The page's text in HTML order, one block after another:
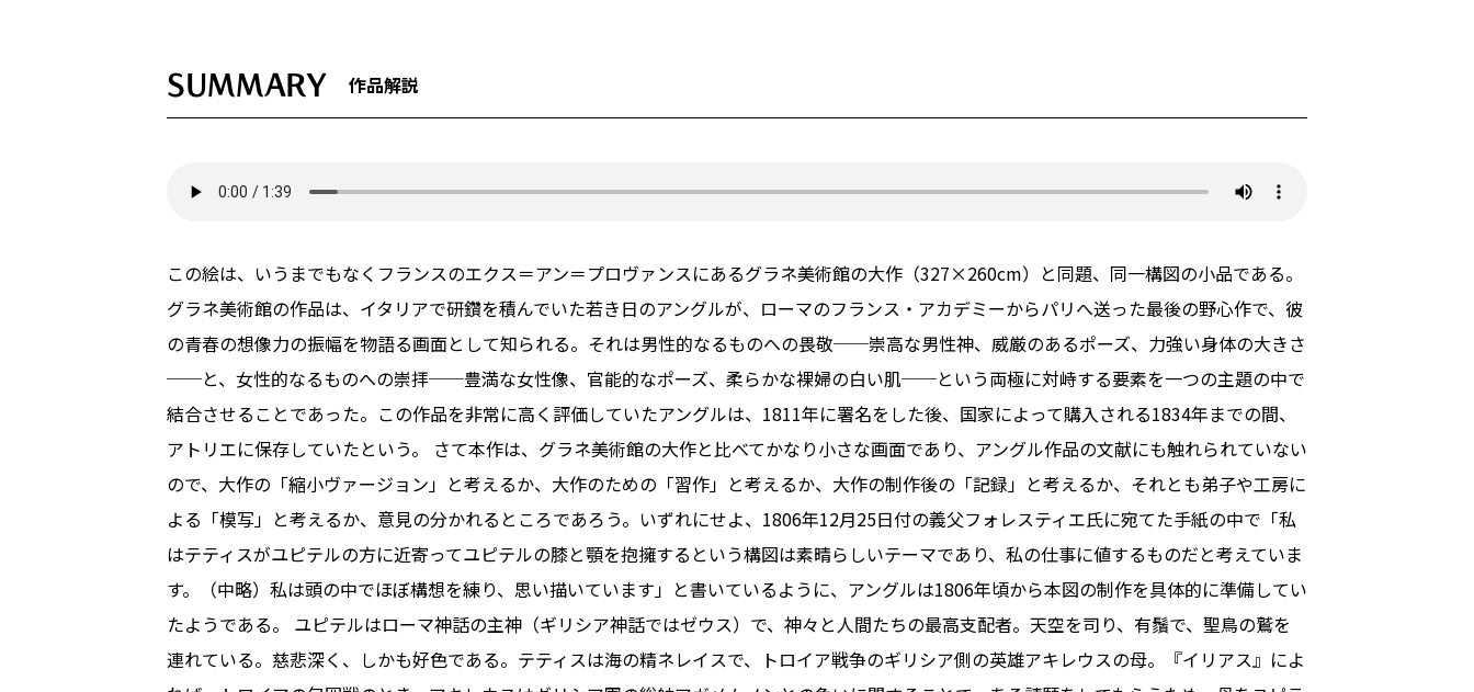
SUMMARY 作品解説
この絵は、いうまでもなくフランスのエクス＝アン＝プロヴァンスにあるグラネ美術館の大作（327×260cm）と同題、同一構図の小品である。
グラネ美術館の作品は、イタリアで研鑽を積んでいた若き日のアングルが、ローマのフランス・アカデミーからパリへ送った最後の野心作で、彼
の青春の想像力の振幅を物語る画面として知られる。それは男性的なるものへの畏敬──崇高な男性神、威厳のあるポーズ、力強い身体の大きさ
──と、女性的なるものへの崇拝──豊満な女性像、官能的なポーズ、柔らかな裸婦の白い肌──という両極に対峙する要素を一つの主題の中で
結合させることであった。この作品を非常に高く評価していたアングルは、1811年に署名をした後、国家によって購入される1834年までの間、
アトリエに保存していたという。 さて本作は、グラネ美術館の大作と比べてかなり小さな画面であり、アングル作品の文献にも触れられていない
ので、大作の「縮小ヴァージョン」と考えるか、大作のための「習作」と考えるか、大作の制作後の「記録」と考えるか、それとも弟子や工房に
よる「模写」と考えるか、意見の分かれるところであろう。いずれにせよ、1806年12月25日付の義父フォレスティエ氏に宛てた手紙の中で「私
はテティスがユピテルの方に近寄ってユピテルの膝と顎を抱擁するという構図は素晴らしいテーマであり、私の仕事に値するものだと考えていま
す。（中略）私は頭の中でほぼ構想を練り、思い描いています」と書いているように、アングルは1806年頃から本図の制作を具体的に準備してい
たようである。 ユピテルはローマ神話の主神（ギリシア神話ではゼウス）で、神々と人間たちの最高支配者。天空を司り、有鬚で、聖鳥の鷲を
連れている。慈悲深く、しかも好色である。テティスは海の精ネレイスで、トロイア戦争のギリシア側の英雄アキレウスの母。『イリアス』によ